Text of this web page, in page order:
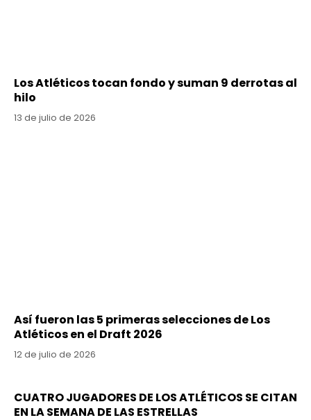
Los Atléticos tocan fondo y suman 9 derrotas al
hilo
13 de julio de 2026
Así fueron las 5 primeras selecciones de Los
Atléticos en el Draft 2026
12 de julio de 2026
CUATRO JUGADORES DE LOS ATLÉTICOS SE CITAN
EN LA SEMANA DE LAS ESTRELLAS